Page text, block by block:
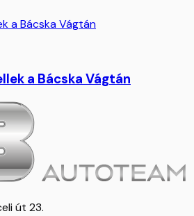
a Bácska Vágtán
út 23.